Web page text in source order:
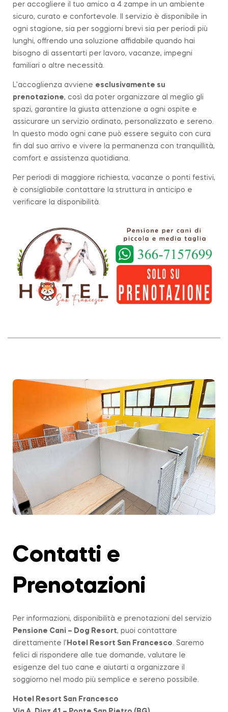
per accogliere il tuo amico a 4 zampe in un ambiente
sicuro, curato e confortevole. Il servizio è disponibile in
ogni stagione, sia per soggiorni brevi sia per periodi più
lunghi, offrendo una soluzione affidabile quando hai
bisogno di assentarti per lavoro, vacanze, impegni
familiari o altre necessità.
L’accoglienza avviene esclusivamente su
prenotazione, così da poter organizzare al meglio gli
spazi, garantire la giusta attenzione a ogni ospite e
assicurare un servizio ordinato, personalizzato e sereno.
In questo modo ogni cane può essere seguito con cura
fin dal suo arrivo e vivere la permanenza con tranquillità,
comfort e assistenza quotidiana.
Per periodi di maggiore richiesta, vacanze o ponti festivi,
è consigliabile contattare la struttura in anticipo e
verificare la disponibilità.
Contatti e
Prenotazioni
Per informazioni, disponibilità e prenotazioni del servizio
Pensione Cani – Dog Resort, puoi contattare
direttamente l’ Hotel Resort San Francesco . Saremo
felici di rispondere alle tue domande, valutare le
esigenze del tuo cane e aiutarti a organizzare il
soggiorno nel modo più semplice e sereno possibile.
Hotel Resort San Francesco